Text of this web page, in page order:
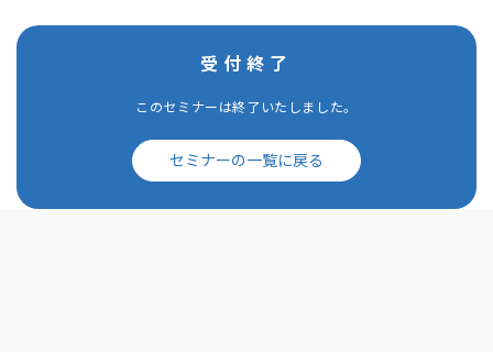
受付終了
このセミナーは終了いたしました。
セミナーの一覧に戻る